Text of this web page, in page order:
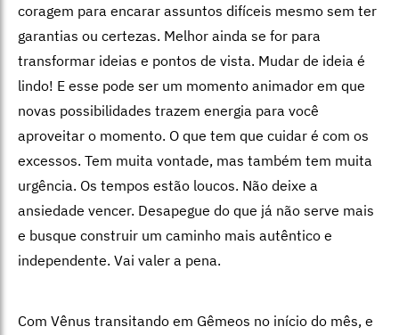
coragem para encarar assuntos difíceis mesmo sem ter
garantias ou certezas. Melhor ainda se for para
transformar ideias e pontos de vista. Mudar de ideia é
lindo! E esse pode ser um momento animador em que
novas possibilidades trazem energia para você
aproveitar o momento. O que tem que cuidar é com os
excessos. Tem muita vontade, mas também tem muita
urgência. Os tempos estão loucos. Não deixe a
ansiedade vencer. Desapegue do que já não serve mais
e busque construir um caminho mais autêntico e
independente. Vai valer a pena.
Com Vênus transitando em Gêmeos no início do mês, e